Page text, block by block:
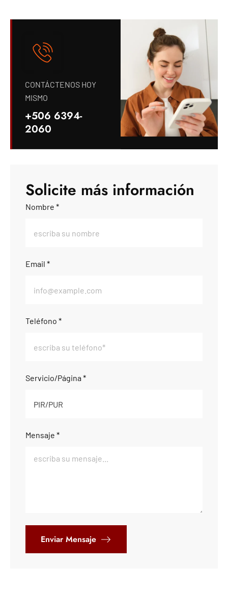
CONTÁCTENOS HOY
MISMO
+506 6394-
2060
Solicite más información
Nombre *
Email *
Teléfono *
Servicio/Página *
Mensaje *